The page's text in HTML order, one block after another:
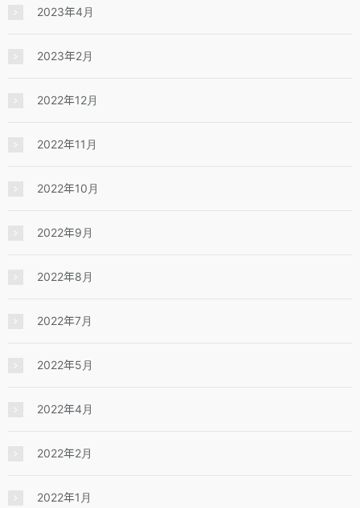
2023年4月
2023年2月
2022年12月
2022年11月
2022年10月
2022年9月
2022年8月
2022年7月
2022年5月
2022年4月
2022年2月
2022年1月